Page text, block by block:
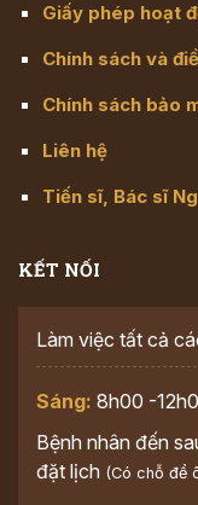
Giấy phép hoạt
Chính sách và
Chính sách bảo
Liên hệ
Tiến sĩ, Bác sĩ
KẾT NỐI
Làm việc tất cả
Sáng: 8h00 -
Bệnh nhân đến
đặt lịch (Có chỗ để